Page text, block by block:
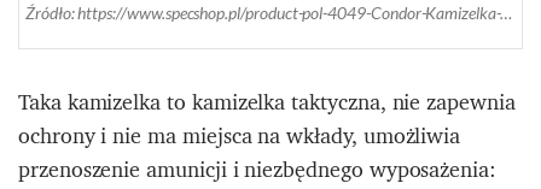
Źródło: https://www.specshop.pl/product-pol-4049-Condor-Kamizelka-Taktyczna-MOPC-Zielony-OD-MOPC-001.html
Taka kamizelka to kamizelka taktyczna, nie zapewnia
ochrony i nie ma miejsca na wkłady, umożliwia
przenoszenie amunicji i niezbędnego wyposażenia: